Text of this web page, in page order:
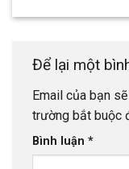
Để lại một
Email của bạn
trường bắt buộc
Bình luận *